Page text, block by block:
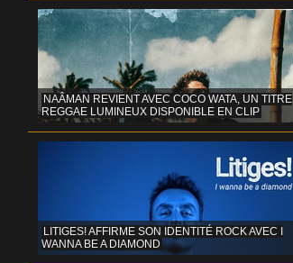
NAÂMAN REVIENT AVEC COCO WATA, UN TITRE
REGGAE LUMINEUX DISPONIBLE EN CLIP
LITIGES! AFFIRME SON IDENTITÉ ROCK AVEC I
WANNA BE A DIAMOND